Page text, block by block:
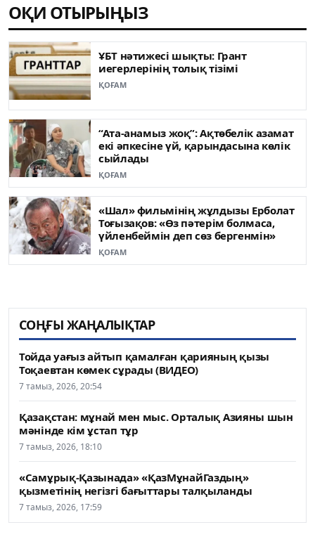
ОҚИ ОТЫРЫҢЫЗ
ҰБТ нәтижесі шықты: Грант
иегерлерінің толық тізімі
ҚОҒАМ
“Ата-анамыз жоқ”: Ақтөбелік азамат
екі әпкесіне үй, қарындасына көлік
сыйлады
ҚОҒАМ
«Шал» фильмінің жұлдызы Ерболат
Тоғызақов: «Өз пәтерім болмаса,
үйленбеймін деп сөз бергенмін»
ҚОҒАМ
СОҢҒЫ ЖАҢАЛЫҚТАР
Тойда уағыз айтып қамалған қарияның қызы
Тоқаевтан көмек сұрады (ВИДЕО)
7 тамыз, 2026, 20:54
Қазақстан: мұнай мен мыс. Орталық Азияны шын
мәнінде кім ұстап тұр
7 тамыз, 2026, 18:10
«Самұрық-Қазынада» «ҚазМұнайГаздың»
қызметінің негізгі бағыттары талқыланды
7 тамыз, 2026, 17:59